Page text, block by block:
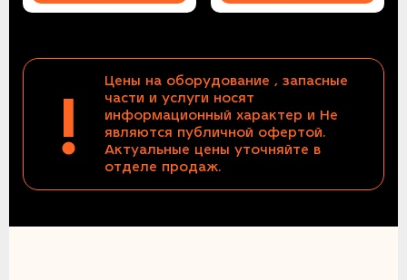
!
Цены на оборудование , запасные
части и услуги носят
информационный характер и Не
являются публичной офертой.
Актуальные цены уточняйте в
отделе продаж.